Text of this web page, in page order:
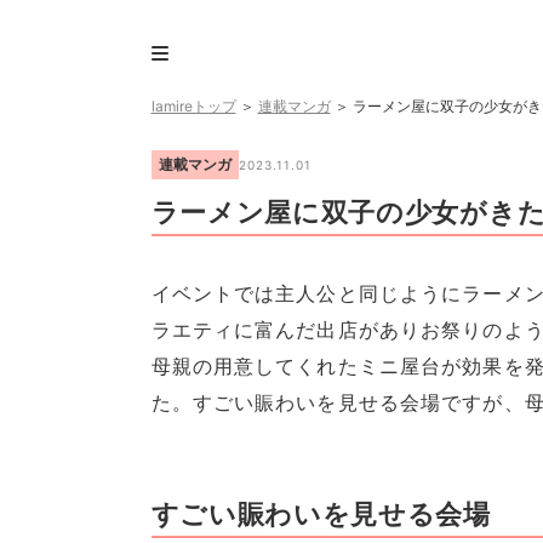
lamireトップ＞ 連載マンガ＞ ラーメン屋に双子の少女が
連載マンガ 2023.11.01
ラーメン屋に双子の少女がき
イベントでは主人公と同じようにラーメ
ラエティに富んだ出店がありお祭りのよ
母親の用意してくれたミニ屋台が効果を
た。すごい賑わいを見せる会場ですが、
すごい賑わいを見せる会場